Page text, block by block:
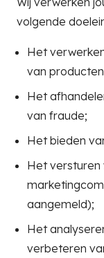
volgende
Het
van
Het
van fraude;
Het bieden
Het versturen
aangemeld);
Het
verbeteren